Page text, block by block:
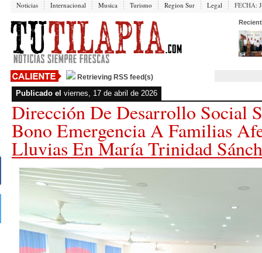
Noticias Internacional Musica Turismo Region Sur Legal FECHA:
Retrieving RSS feed(s)
Publicado el viernes, 17 de abril de 2026
Dirección De Desarrollo Social
Bono Emergencia A Familias
Lluvias En María Trinidad